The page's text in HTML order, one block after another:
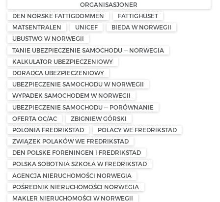
ORGANISASJONER
DEN NORSKE FATTIGDOMMEN
FATTIGHUSET
MATSENTRALEN
UNICEF
BIEDA W NORWEGII
UBUSTWO W NORWEGII
TANIE UBEZPIECZENIE SAMOCHODU — NORWEGIA
KALKULATOR UBEZPIECZENIOWY
DORADCA UBEZPIECZENIOWY
UBEZPIECZENIE SAMOCHODU W NORWEGII
WYPADEK SAMOCHODEM W NORWEGII
UBEZPIECZENIE SAMOCHODU — PORÓWNANIE
OFERTA OC/AC
ZBIGNIEW GÓRSKI
POLONIA FREDRIKSTAD
POLACY WE FREDRIKSTAD
ZWIĄZEK POLAKÓW WE FREDRIKSTAD
DEN POLSKE FORENINGEN I FREDRIKSTAD
POLSKA SOBOTNIA SZKOŁA W FREDRIKSTAD
AGENCJA NIERUCHOMOŚCI NORWEGIA
POŚREDNIK NIERUCHOMOŚCI NORWEGIA
MAKLER NIERUCHOMOŚCI W NORWEGII